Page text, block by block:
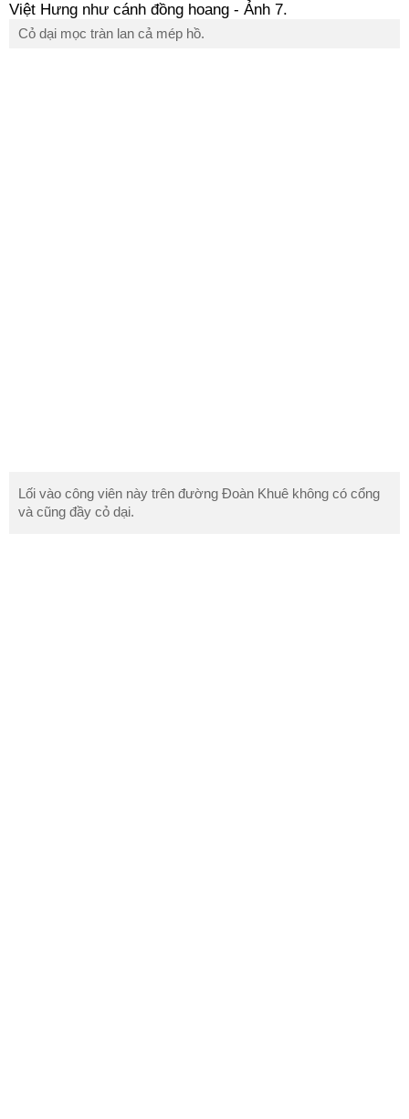
Cỏ dại mọc tràn lan cả mép hồ.
Lối vào công viên này trên đường Đoàn Khuê không có cổng
và cũng đầy cỏ dại.